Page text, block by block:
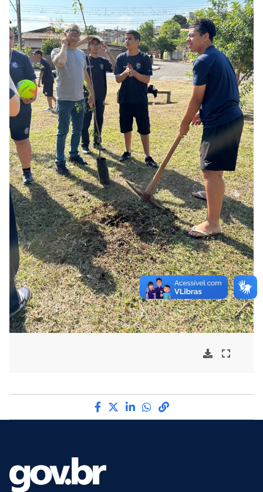
Compartilhe por Facebook
Compartilhe por Twitter
Compartilhe por
Compartilhe por
link para Copiar